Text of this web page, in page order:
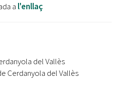
a l'enllaç
del Vallès
Cerdanyola del Vallès